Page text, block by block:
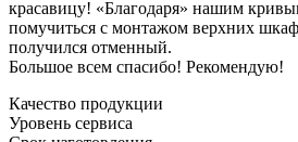
красавицу! «Благодаря» нашим
помучиться с монтажом верхних
получился отменный.
Большое всем спасибо! Рекомендую!
Качество продукции
Уровень сервиса